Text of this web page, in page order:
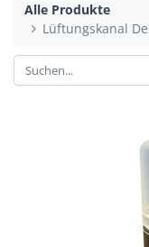
Alle Produkte
Lüftungskanal